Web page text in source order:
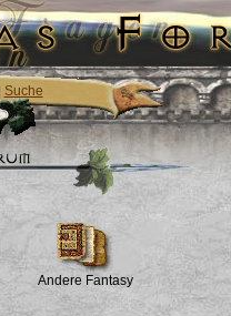
Suche
Andere Fantasy